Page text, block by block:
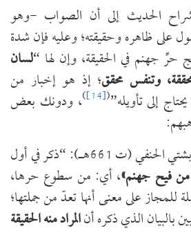
الحديث إلى أن الصواب -وهو
على ظاهره وحقيقته؛ وعليه فإن شدة
جهنم في الحقيقة، وإن لها “لسان
وتنفس محقق؛ إذ هو إخبار من
إلى تأويله”(
[14]
)، ودونك بعض
يقول شهاب الدين التوربشتي الحنفي (ت 661هـ): “ذكر في أول
فيح جهنم»، أي: من سطوع حرها،
للمجاز على معنى أنها تعدّ من جملتها؛
بالبيان الذي ذكره أنالمراد منه الحقيقة